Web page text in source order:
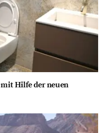
Hilfe der neuen